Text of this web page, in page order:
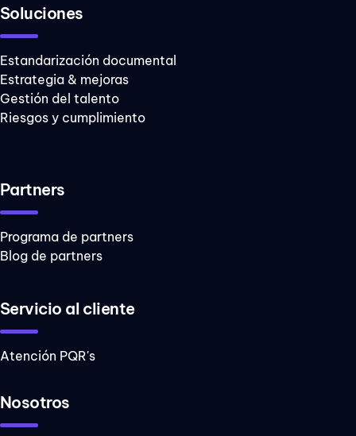
Soluciones
Estandarización documental
Estrategia & mejoras
Gestión del talento
Riesgos y cumplimiento
Partners
Programa de partners
Blog de partners
Servicio al cliente
Atención PQR's
Nosotros